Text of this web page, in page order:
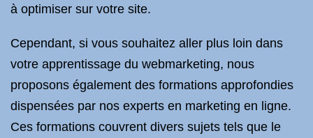
à optimiser sur votre site.
Cependant, si vous souhaitez aller plus loin dans
votre apprentissage du webmarketing, nous
proposons également des formations approfondies
dispensées par nos experts en marketing en ligne.
Ces formations couvrent divers sujets tels que le